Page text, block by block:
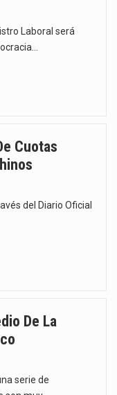
Laboral será
Cuotas
del Diario Oficial
De La
serie de